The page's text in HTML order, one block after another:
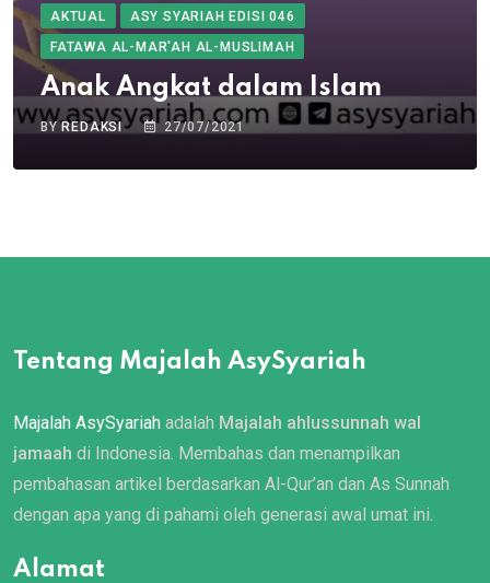
AKTUAL
ASY SYARIAH EDISI 046
FATAWA AL-MAR'AH AL-MUSLIMAH
Anak Angkat dalam Islam
BYREDAKSI 27/07/2021
Tentang Majalah AsySyariah
Majalah AsySyariah adalah Majalah ahlussunnah wal
jamaah di Indonesia. Membahas dan menampilkan
pembahasan artikel berdasarkan Al-Qur’an dan As Sunnah
dengan apa yang di pahami oleh generasi awal umat ini.
Alamat